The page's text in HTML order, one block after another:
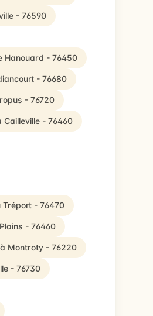
- 76590
Hanouard - 76450
- 76680
- 76720
Cailleville - 76460
Tréport - 76470
- 76460
Montroty - 76220
- 76730